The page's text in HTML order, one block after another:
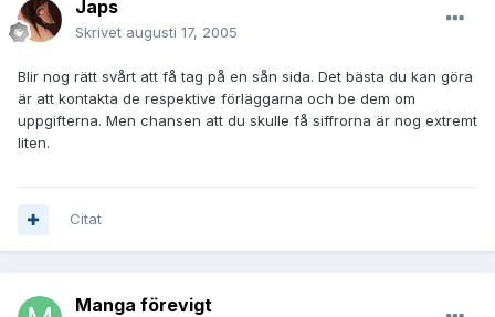
Japs
Skrivet augusti 17, 2005
Blir nog rätt svårt att få tag på en sån sida. Det bästa du kan göra
är att kontakta de respektive förläggarna och be dem om
uppgifterna. Men chansen att du skulle få siffrorna är nog extremt
liten.
Citat
Manga förevigt